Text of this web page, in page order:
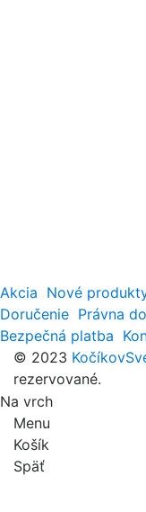
Akcia Nové
Doručenie Právna
Bezpečná platba
© 2023
rezervované.
Na vrch
Menu
Košík
Späť